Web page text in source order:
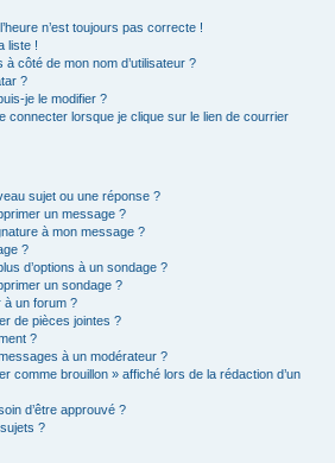
n’est toujours pas correcte !
liste !
côté de mon nom d’utilisateur ?
?
je le modifier ?
connecter lorsque je clique sur le lien de courrier
sujet ou une réponse ?
un message ?
à mon message ?
?
d’options à un sondage ?
un sondage ?
à un forum ?
de pièces jointes ?
?
à un modérateur ?
comme brouillon » affiché lors de la rédaction d’un
d’être approuvé ?
?